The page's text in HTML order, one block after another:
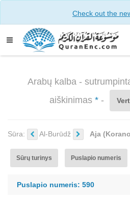
Check out the
Arabų kalba -
aiškinimas *-
Sūra: Al-Burūdž Aja
Sūrų turinys Puslapio numeris
Puslapio numeris: 590